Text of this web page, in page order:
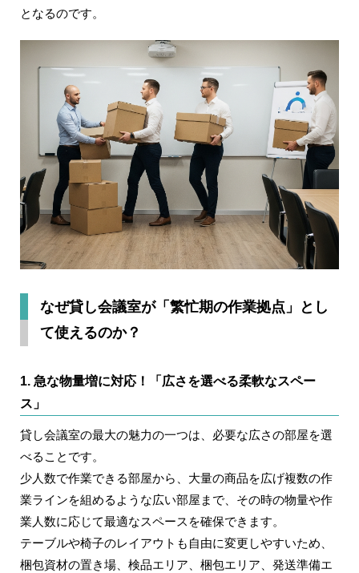
となるのです。
なぜ貸し会議室が「繁忙期の作業拠点」とし
て使えるのか？
1. 急な物量増に対応！「広さを選べる柔軟なスペー
ス」
貸し会議室の最大の魅力の一つは、必要な広さの部屋を選
べることです。
少人数で作業できる部屋から、大量の商品を広げ複数の作
業ラインを組めるような広い部屋まで、その時の物量や作
業人数に応じて最適なスペースを確保できます。
テーブルや椅子のレイアウトも自由に変更しやすいため、
梱包資材の置き場、検品エリア、梱包エリア、発送準備エ